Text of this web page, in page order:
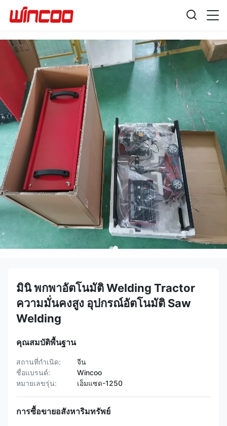
มินิ พกพาอัตโนมัติ Welding Tractor
ความมั่นคงสูง อุปกรณ์อัตโนมัติ Saw
Welding
คุณสมบัติพื้นฐาน
สถานที่กำเนิด:
จีน
ชื่อแบรนด์:
Wincoo
หมายเลขรุ่น:
เอ็มแซด-1250
การซื้อขายอสังหาริมทรัพย์